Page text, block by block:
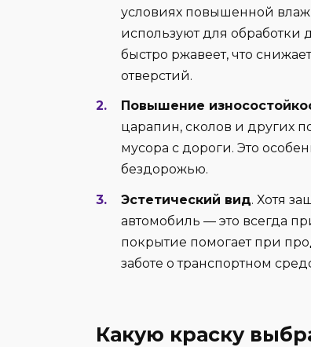
условиях повышенной
используют для обработки
быстро ржавеет, что
отверстий.
Повышение
царапин, сколов и других
мусора с дороги. Это
бездорожью.
Эстетический вид. Хотя
автомобиль — это всегда
покрытие помогает при
заботе о транспортном
Какую краску